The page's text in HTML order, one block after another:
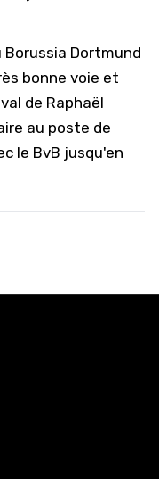
Borussia Dortmund
bonne voie et
de Raphaël
au poste de
le BvB jusqu'en